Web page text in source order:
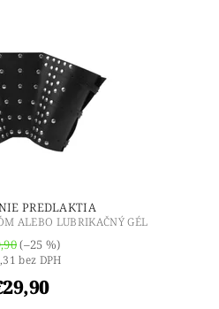
PREDLAKTIA
ALEBO LUBRIKAČNÝ GÉL
(–25 %)
bez DPH